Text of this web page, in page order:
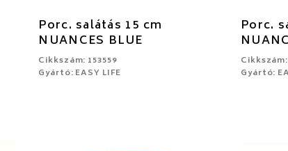
Porc. salátás 15 cm
NUANCES BLUE
Cikkszám: 153559
Gyártó: EASY LIFE
Porc.
Cikkszám:
Gyártó: